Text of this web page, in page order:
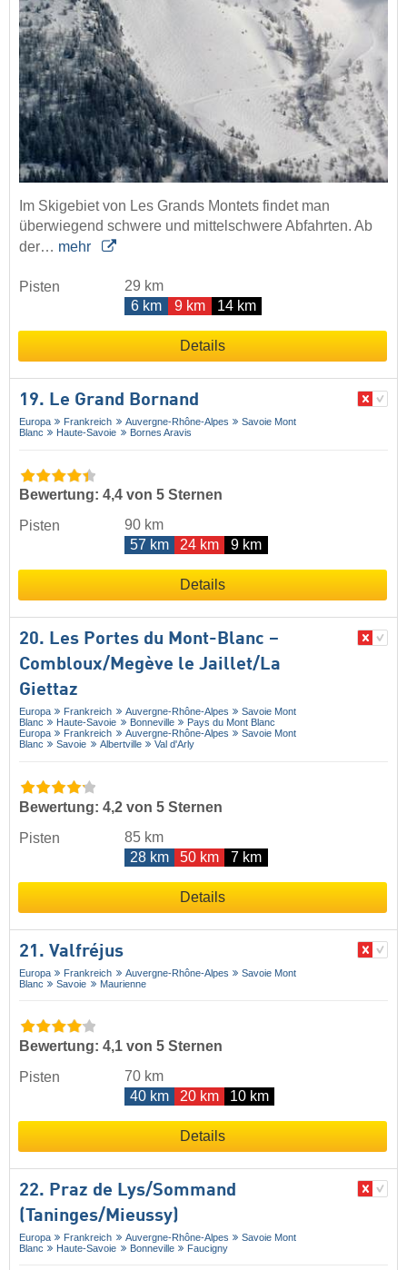
Im Skigebiet von Les Grands Montets findet man
überwiegend schwere und mittelschwere Abfahrten. Ab
der… mehr
Pisten
29 km
6 km
9 km 14 km
Details
19. Le Grand Bornand
Europa Frankreich Auvergne-Rhône-Alpes
Savoie Mont
Blanc
Haute-Savoie Bornes Aravis
Bewertung: 4,4 von 5 Sternen
Pisten
90 km
57 km
24 km 9 km
Details
20. Les Portes du Mont-Blanc –
Combloux/​Megève le Jaillet/​La
Giettaz
Europa Frankreich Auvergne-Rhône-Alpes
Savoie Mont
Blanc
Haute-Savoie Bonneville
Pays du Mont Blanc
Europa
Frankreich Auvergne-Rhône-Alpes
Savoie Mont
Blanc
Savoie Albertville Val d'Arly
Bewertung: 4,2 von 5 Sternen
Pisten
85 km
28 km
50 km 7 km
Details
21. Valfréjus
Europa Frankreich Auvergne-Rhône-Alpes
Savoie Mont
Blanc
Savoie Maurienne
Bewertung: 4,1 von 5 Sternen
Pisten
70 km
40 km
20 km 10 km
Details
22. Praz de Lys/​Sommand
(Taninges/​Mieussy)
Europa Frankreich Auvergne-Rhône-Alpes
Savoie Mont
Blanc
Haute-Savoie Bonneville Faucigny